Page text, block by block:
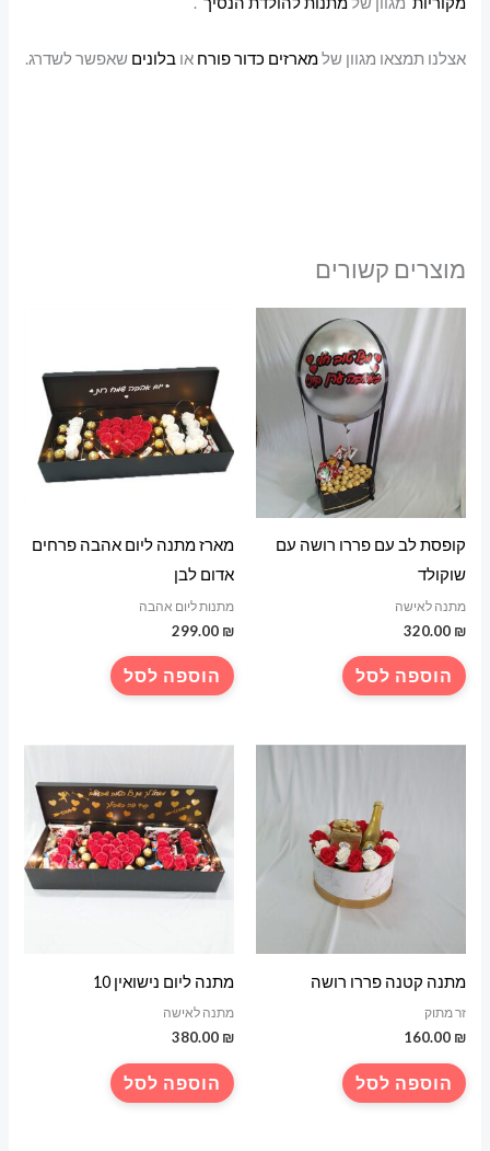
אצלנו תמצאו מגוון שלמארזים כדור פורח אובלונים שאפשר לשדרג.
מוצרים קשורים
קופסת לב עם פררו רושה עם
שוקולד
מתנה לאישה
320.00 ₪
הוספה לסל
מארז מתנה ליום אהבה פרחים
אדום לבן
מתנות ליום אהבה
299.00 ₪
הוספה לסל
מתנה קטנה פררו רושה
זר מתוק
160.00 ₪
הוספה לסל
מתנה ליום נישואין 10
מתנה לאישה
380.00 ₪
הוספה לסל